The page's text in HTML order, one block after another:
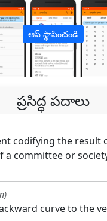
ఆప్ స్థాపించండి
ప్రసిద్ధ పదాలు
codifying the result
a committee or
curve to the